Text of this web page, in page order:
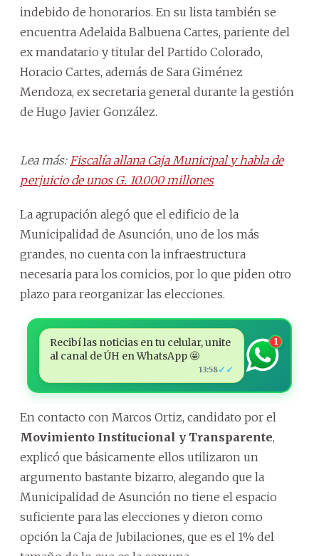
indebido de honorarios. En su lista también se
encuentra Adelaida Balbuena Cartes, pariente del
ex mandatario y titular del Partido Colorado,
Horacio Cartes, además de Sara Giménez
Mendoza, ex secretaria general durante la gestión
de Hugo Javier González.
Lea más: Fiscalía allana Caja Municipal y habla de
perjuicio de unos G. 10.000 millones
La agrupación alegó que el edificio de la
Municipalidad de Asunción, uno de los más
grandes, no cuenta con la infraestructura
necesaria para los comicios, por lo que piden otro
plazo para reorganizar las elecciones.
Recibí las noticias en tu celular, unite
al canal de ÚH en WhatsApp 🤩
13:58✓✓
1
En contacto con Marcos Ortiz, candidato por el
Movimiento Institucional y Transparente,
explicó que básicamente ellos utilizaron un
argumento bastante bizarro, alegando que la
Municipalidad de Asunción no tiene el espacio
suficiente para las elecciones y dieron como
opción la Caja de Jubilaciones, que es el 1% del